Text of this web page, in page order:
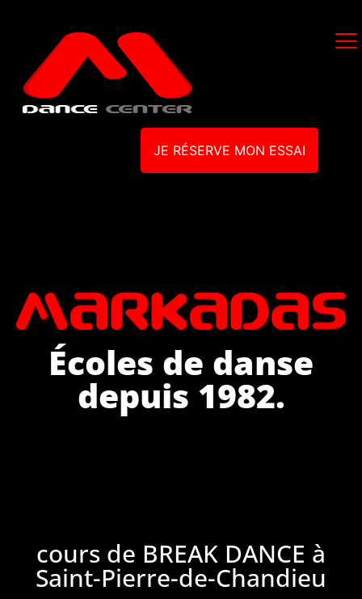
JE RÉSERVE MON ESSAI
Écoles de danse
depuis 1982.
cours de BREAK DANCE à
Saint-Pierre-de-Chandieu